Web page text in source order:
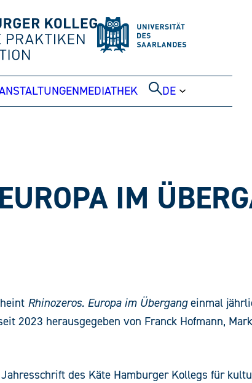
MEDIATHEK DE
IM
Rhinozeros. Europa im Übergangeinmal
2023 herausgegeben von Franck Hofmann,
des Käte Hamburger Kollegs für